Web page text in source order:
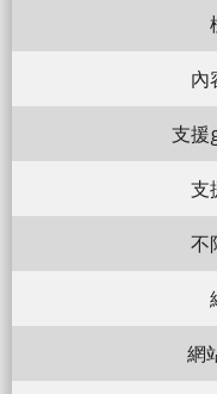
內
支援
支
不
網